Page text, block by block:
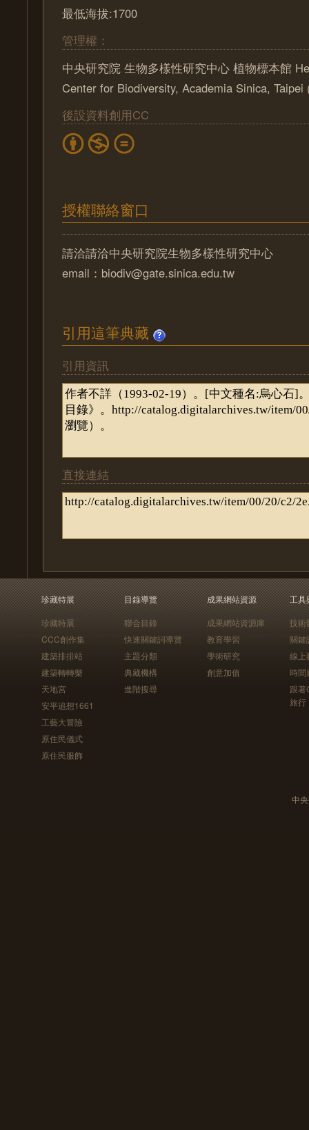
最低海拔:1700
管理權：
中央研究院 生物多樣性研究中心 植物標本館
Center for Biodiversity, Academia Sinica, Taipei
後設資料創用CC
授權聯絡窗口
請洽請洽中央研究院生物多樣性研究中心
email：biodiv@gate.sinica.edu.tw
引用這筆典藏
引用資訊
直接連結
珍藏特展
珍藏特展
CCC創作集
建築排排站
建築轉轉樂
天地宮
安平追想1661
工藝大冒險
原住民儀式
原住民服飾
目錄導覽
聯合目錄
快速關鍵詞導覽
主題分類
典藏機構
進階搜尋
成果網站資源
成果網站資源庫
教育學習
學術研究
創意加值
工具
技術
關鍵
線上
時間
跟
旅行
中